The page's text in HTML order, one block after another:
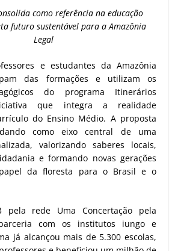
como referência na educação
futuro sustentável para a Amazônia
Legal
e estudantes da Amazônia
das formações e utilizam os
do programa Itinerários
que integra a realidade
do Ensino Médio. A proposta
como eixo central de uma
valorizando saberes locais,
e formando novas gerações
da floresta para o Brasil e o
pela rede Uma Concertação pela
com os institutos iungo e
já alcançou mais de 5.300 escolas,